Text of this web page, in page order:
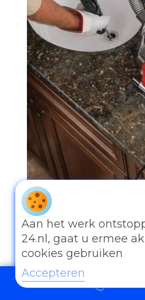
Andere diensten
Aan het werk
24.nl, gaat u ermee
cookies gebruiken
Accepteren